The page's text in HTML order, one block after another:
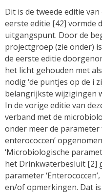
Dit is de tweede editie
eerste editie [42] vormde
uitgangspunt. Door de
projectgroep (zie onder)
de eerste editie
het licht gehouden met
nodig ‘de puntjes op de i
belangrijkste wijzigingen
In de vorige editie van
verband met de
onder meer de parameter
enterococcen’
‘Microbiologische
het Drinkwaterbesluit [2]
parameter
en/of opmerkingen. Dat